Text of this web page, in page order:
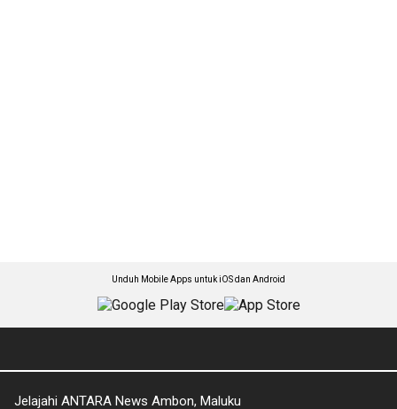
Unduh Mobile Apps untuk iOS dan Android
Jelajahi ANTARA News Ambon, Maluku